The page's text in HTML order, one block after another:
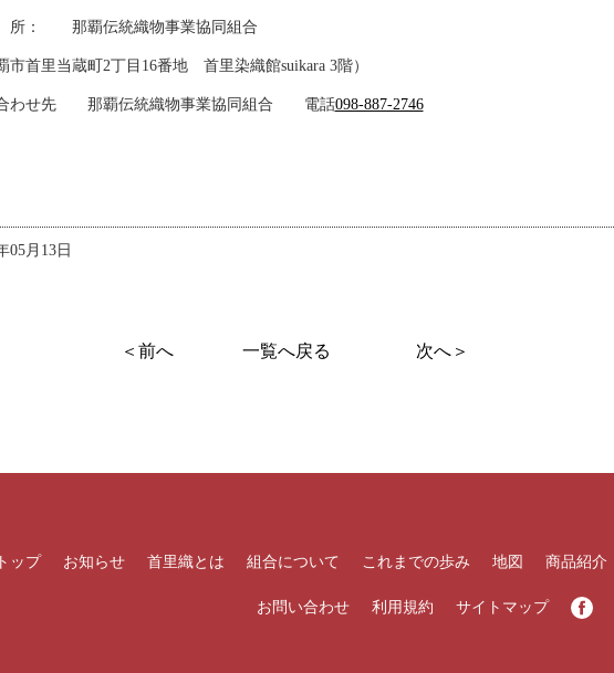
： 那覇伝統織物事業協同組合
市首里当蔵町2丁目16番地 首里染織館suikara 3階）
わせ先 那覇伝統織物事業協同組合 電話098-887-2746
05月13日
＜前へ 一覧へ戻る 次へ＞
トップ お知らせ 首里織とは 組合について これまでの歩み 地図 商品紹介
お問い合わせ 利用規約 サイトマップ